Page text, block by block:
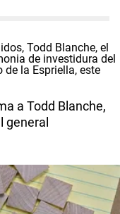
a Todd Blanche,
general